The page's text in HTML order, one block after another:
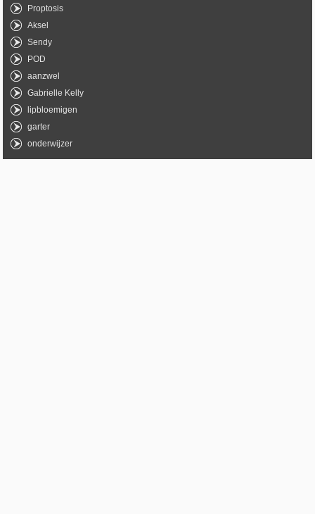
Proptosis
Aksel
Sendy
POD
aanzwel
Gabrielle Kelly
lipbloemigen
garter
onderwijzer